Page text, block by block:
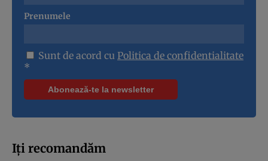
Prenumele
Sunt de acord cu Politica de confidentialitate
*
Iți recomandăm